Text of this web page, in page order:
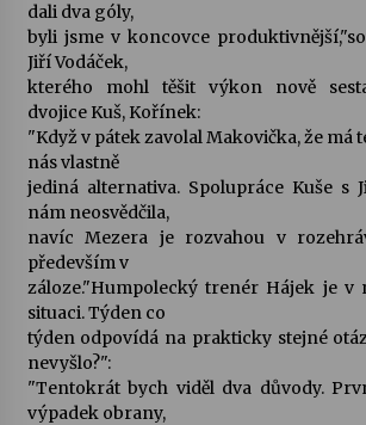
Vysočinka
17. 7. 2026
14. 7. 2026
odkaz Josefa Čapka
Varhanní recitál Michala
Želiv
dali dva góly,
byli jsme v koncovce
Jiří Vodáček,
kterého mohl těšit výkon nově
dvojice Kuš, Kořínek:
"Když v pátek zavolal Makovička, že má
nás vlastně
jediná alternativa. Spolupráce Kuše s
nám neosvědčila,
navíc Mezera je rozvahou v
především v
záloze."Humpolecký trenér Hájek je v
situaci. Týden co
týden odpovídá na prakticky stejné
nevyšlo?":
"Tentokrát bych viděl dva důvody.
výpadek obrany,